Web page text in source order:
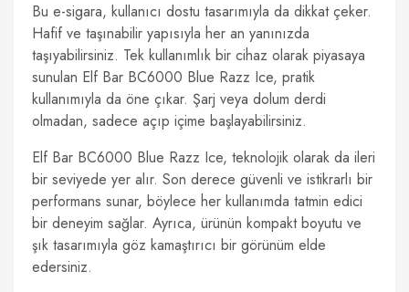
Bu e-sigara, kullanıcı dostu tasarımıyla da dikkat çeker.
Hafif ve taşınabilir yapısıyla her an yanınızda
taşıyabilirsiniz. Tek kullanımlık bir cihaz olarak piyasaya
sunulan Elf Bar BC6000 Blue Razz Ice, pratik
kullanımıyla da öne çıkar. Şarj veya dolum derdi
olmadan, sadece açıp içime başlayabilirsiniz.
Elf Bar BC6000 Blue Razz Ice, teknolojik olarak da ileri
bir seviyede yer alır. Son derece güvenli ve istikrarlı bir
performans sunar, böylece her kullanımda tatmin edici
bir deneyim sağlar. Ayrıca, ürünün kompakt boyutu ve
şık tasarımıyla göz kamaştırıcı bir görünüm elde
edersiniz.